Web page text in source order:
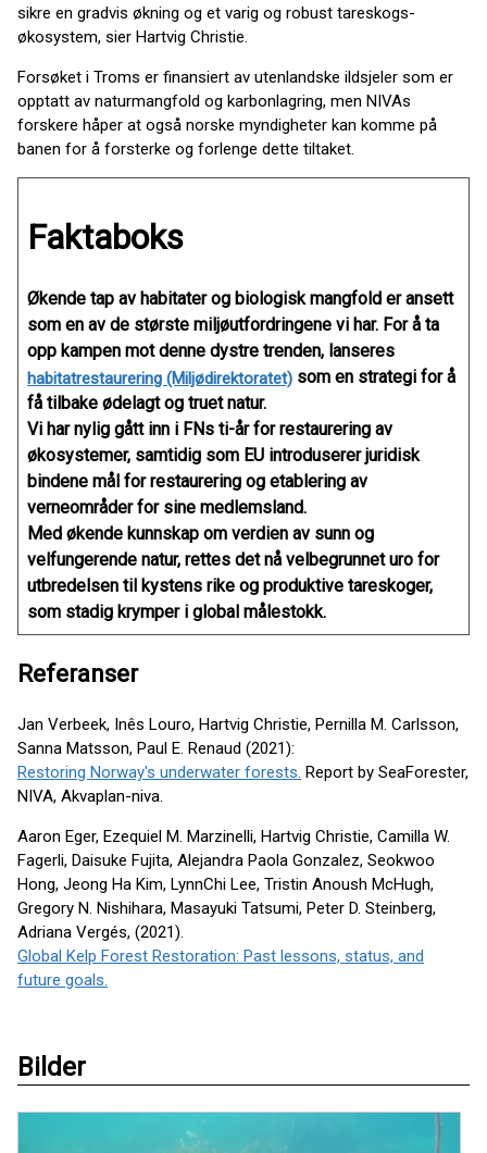
sikre en gradvis økning og et varig og robust tareskogs-
økosystem, sier Hartvig Christie.
Forsøket i Troms er finansiert av utenlandske ildsjeler som er
opptatt av naturmangfold og karbonlagring, men NIVAs
forskere håper at også norske myndigheter kan komme på
banen for å forsterke og forlenge dette tiltaket.
Faktaboks
Økende tap av habitater og biologisk mangfold er ansett
som en av de største miljøutfordringene vi har. For å ta
opp kampen mot denne dystre trenden, lanseres
habitatrestaurering (Miljødirektoratet) som en strategi for å
få tilbake ødelagt og truet natur.
Vi har nylig gått inn i FNs ti-år for restaurering av
økosystemer, samtidig som EU introduserer juridisk
bindene mål for restaurering og etablering av
verneområder for sine medlemsland.
Med økende kunnskap om verdien av sunn og
velfungerende natur, rettes det nå velbegrunnet uro for
utbredelsen til kystens rike og produktive tareskoger,
som stadig krymper i global målestokk.
Referanser
Jan Verbeek, Inês Louro, Hartvig Christie, Pernilla M. Carlsson,
Sanna Matsson, Paul E. Renaud (2021):
Restoring Norway's underwater forests. Report by SeaForester,
NIVA, Akvaplan-niva.
Aaron Eger, Ezequiel M. Marzinelli, Hartvig Christie, Camilla W.
Fagerli, Daisuke Fujita, Alejandra Paola Gonzalez, Seokwoo
Hong, Jeong Ha Kim, LynnChi Lee, Tristin Anoush McHugh,
Gregory N. Nishihara, Masayuki Tatsumi, Peter D. Steinberg,
Adriana Vergés, (2021).
Global Kelp Forest Restoration: Past lessons, status, and
future goals.
Bilder